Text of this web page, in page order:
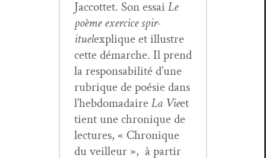
Jac­cot­tet. Son essai Le
poème exer­ci­ce spir­
ituelexplique et illus­tre
cette démarche. Il prend
la respon­s­abil­ité d’une
rubrique de poésie dans
l’hebdomadaireLa Vieet
tient une chronique de
lec­tures, « Chronique
du veilleur », à par­tir